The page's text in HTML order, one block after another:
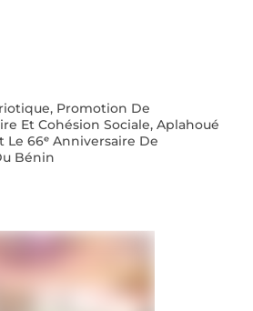
Promotion De
Et Cohésion Sociale, Aplahoué
Le 66ᵉ Anniversaire De
Bénin